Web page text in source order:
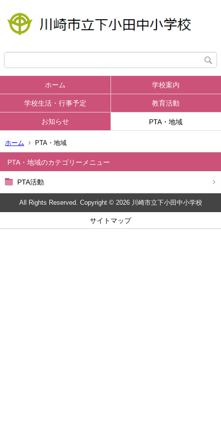
ホーム 学校案内
学校生活・行事予定 教育活動
お知らせ PTA・地域
ホーム PTA・地域
PTA・地域
PTA活動
All Rights Reserved. Copyright © 2026 川崎市立下小田中小学校
サイトマップ